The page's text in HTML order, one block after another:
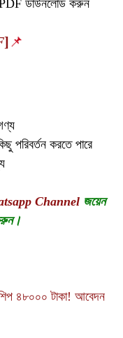
PDF ডাউনলোড করুন
]📌
পরিবর্তন করতে পারে
Channel জয়েন
৪৮০০০ টাকা! আবেদন